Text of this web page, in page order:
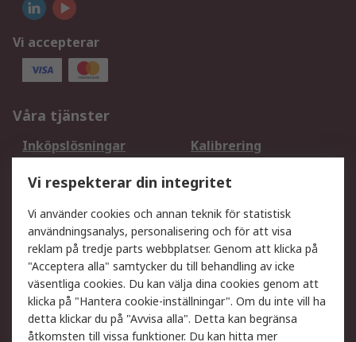
Vi accepterar
Våra tjänster
Inköpslösningar
Kalibrering
DesignSpark
Teknisk Support
Ditt lokala säljteam
Exportlösningar
Support
Få hjälp
Retur av varor
Leverans
Spåra din order
Begär en fakturakopi
Fördelar med RS-konto
Vi respekterar din integritet
Vi använder cookies och annan teknik för statistisk
användningsanalys, personalisering och för att visa
reklam på tredje parts webbplatser. Genom att klicka på
"Acceptera alla" samtycker du till behandling av icke
väsentliga cookies. Du kan välja dina cookies genom att
klicka på "Hantera cookie-inställningar". Om du inte vill ha
detta klickar du på "Avvisa alla". Detta kan begränsa
åtkomsten till vissa funktioner. Du kan hitta mer